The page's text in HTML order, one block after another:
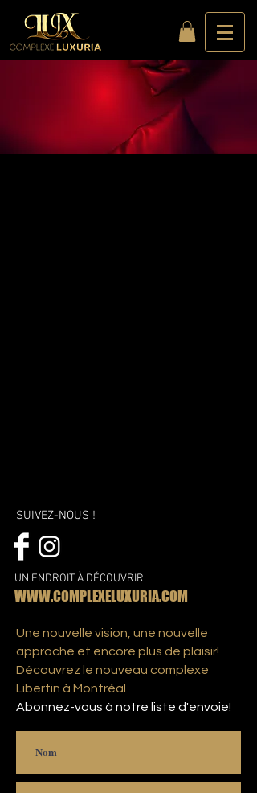
SUIVEZ-NOUS !
UN ENDROIT À DÉCOUVRIR
WWW.COMPLEXELUXURIA.COM
Une nouvelle vision, une nouvelle
approche et encore plus de plaisir!
Découvrez le nouveau complexe
Libertin à Montréal
Abonnez-vous à notre liste d'envoie!